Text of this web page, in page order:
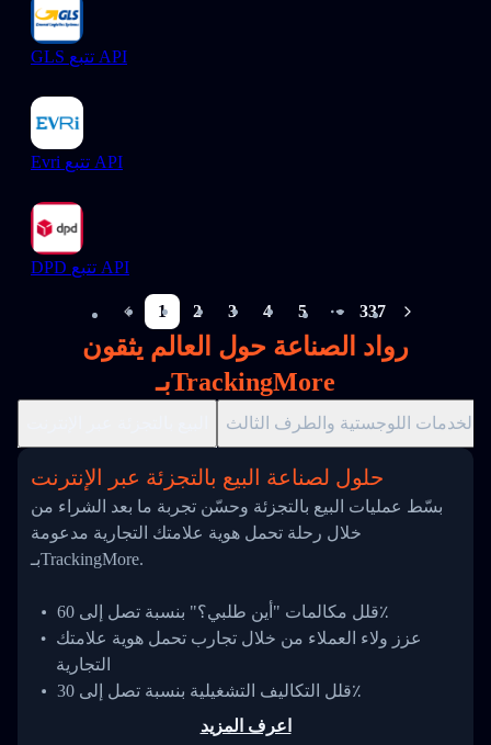
GLS تتبع API
Evri تتبع API
DPD تتبع API
1 2 3 4 5
More pages
337
رواد الصناعة حول العالم يثقون
بـTrackingMore
الخدمات اللوجستية والطرف الثالث
حلول لصناعة البيع بالتجزئة عبر الإنترنت
بسّط عمليات البيع بالتجزئة وحسّن تجربة ما بعد الشراء من
خلال رحلة تحمل هوية علامتك التجارية مدعومة
بـTrackingMore.
قلل مكالمات "أين طلبي؟" بنسبة تصل إلى 60٪
عزز ولاء العملاء من خلال تجارب تحمل هوية علامتك
التجارية
قلل التكاليف التشغيلية بنسبة تصل إلى 30٪
اعرف المزيد